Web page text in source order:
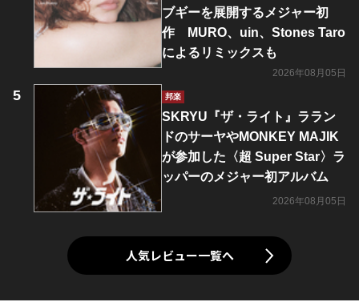
ブギーを展開するメジャー初
作 MURO、uin、Stones Taro
によるリミックスも
2026年08月05日
邦楽
SKRYU『ザ・ライト』ララン
ドのサーヤやMONKEY MAJIK
が参加した〈超 Super Star〉ラ
ッパーのメジャー初アルバム
2026年08月05日
人気レビュー一覧へ